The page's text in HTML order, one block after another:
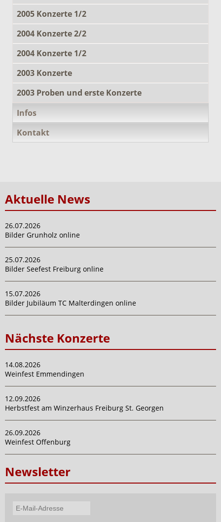
2005 Konzerte 1/2
2004 Konzerte 2/2
2004 Konzerte 1/2
2003 Konzerte
2003 Proben und erste Konzerte
Infos
Kontakt
Aktuelle News
26.07.2026
Bilder Grunholz online
25.07.2026
Bilder Seefest Freiburg online
15.07.2026
Bilder Jubiläum TC Malterdingen online
Nächste Konzerte
14.08.2026
Weinfest Emmendingen
12.09.2026
Herbstfest am Winzerhaus Freiburg St. Georgen
26.09.2026
Weinfest Offenburg
Newsletter